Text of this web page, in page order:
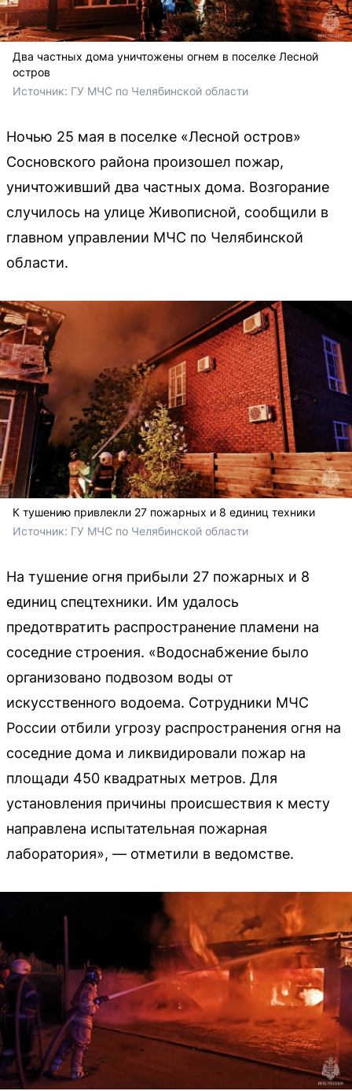
Два частных дома уничтожены огнем в поселке Лесной
остров
Источник: ГУ МЧС по Челябинской области
Ночью 25 мая в поселке «Лесной остров»
Сосновского района произошел пожар,
уничтоживший два частных дома. Возгорание
случилось на улице Живописной, сообщили в
главном управлении МЧС по Челябинской
области.
К тушению привлекли 27 пожарных и 8 единиц техники
Источник: ГУ МЧС по Челябинской области
На тушение огня прибыли 27 пожарных и 8
единиц спецтехники. Им удалось
предотвратить распространение пламени на
соседние строения. «Водоснабжение было
организовано подвозом воды от
искусственного водоема. Сотрудники МЧС
России отбили угрозу распространения огня на
соседние дома и ликвидировали пожар на
площади 450 квадратных метров. Для
установления причины происшествия к месту
направлена испытательная пожарная
лаборатория», — отметили в ведомстве.